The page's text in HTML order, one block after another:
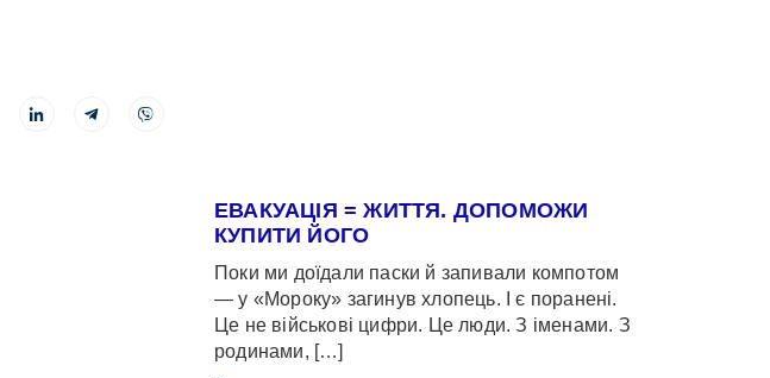
ЕВАКУАЦІЯ = ЖИТТЯ. ДОПОМОЖИ
КУПИТИ ЙОГО
Поки ми доїдали паски й запивали компотом
— у «Мороку» загинув хлопець. І є поранені.
Це не військові цифри. Це люди. З іменами. З
родинами, […]